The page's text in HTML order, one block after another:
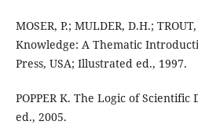
MOSER, P.; MULDER, D.H.;
Knowledge: A Thematic
Press, USA; Illustrated ed., 1997.
POPPER K. The Logic of
ed., 2005.